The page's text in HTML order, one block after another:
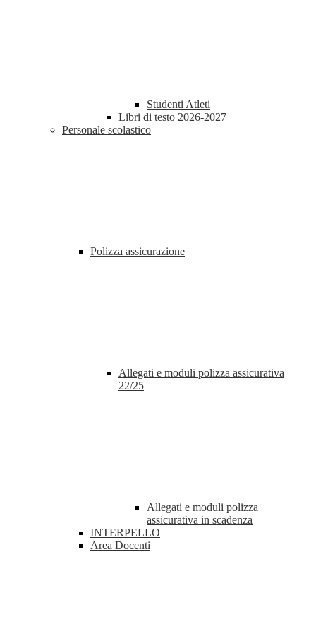
Studenti Atleti
Libri di testo 2026-2027
Personale scolastico
Polizza assicurazione
Allegati e moduli polizza assicurativa
22/25
Allegati e moduli polizza
assicurativa in scadenza
INTERPELLO
Area Docenti